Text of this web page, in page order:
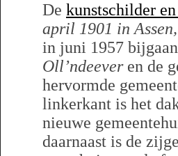
De kunstschilder
april 1901 in
in juni 1957
Oll’ndeeveren de
hervormde
linkerkant is het
nieuwe
daarnaast is de